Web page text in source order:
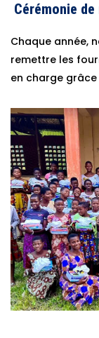
Cérémonie
Chaque année,
remettre les
en charge grâce